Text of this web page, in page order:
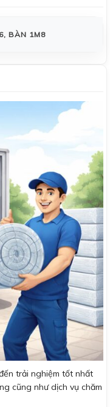
BÀN 1M8
trải nghiệm tốt nhất
cũng như dịch vụ chăm